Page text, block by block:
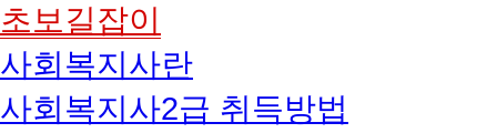
초보길잡이
사회복지사란
사회복지사2급 취득방법